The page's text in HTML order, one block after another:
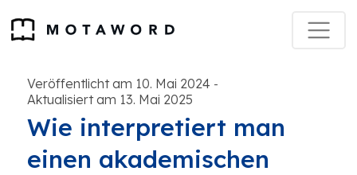
Veröffentlicht am 10. Mai 2024 -
Aktualisiert am 13. Mai 2025
Wie interpretiert man
einen akademischen